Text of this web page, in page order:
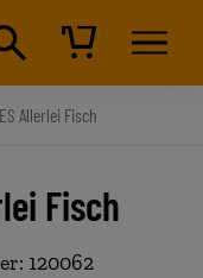
Allerlei Fisch
Fisch
120062